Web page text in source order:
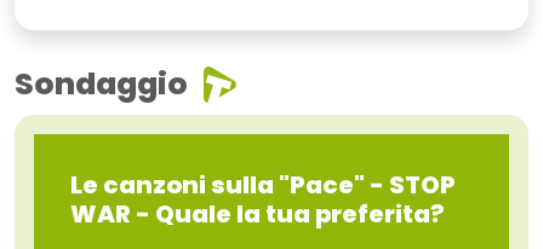
Sondaggio
Le canzoni sulla "Pace" - STOP
WAR - Quale la tua preferita?